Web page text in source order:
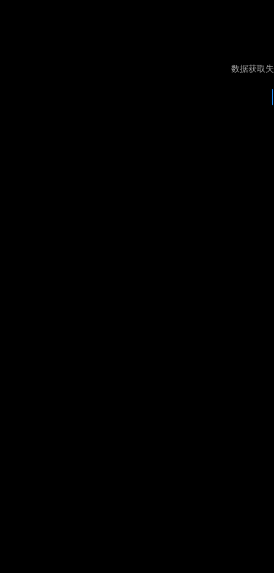
数据获取